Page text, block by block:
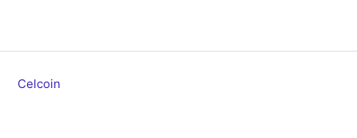
Celcoin